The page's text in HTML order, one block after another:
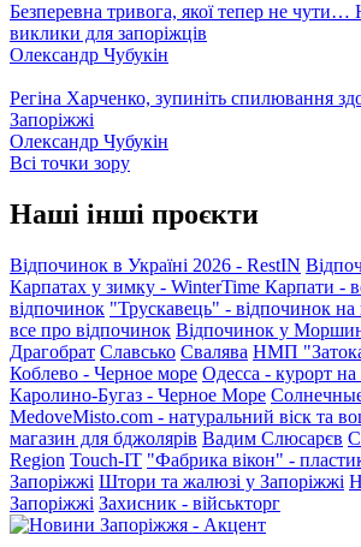
Безперевна тривога, якої тепер не чути…
виклики для запоріжців
Олександр Чубукін
Регіна Харченко, зупиніть спилювання
Запоріжжі
Олександр Чубукін
Всі точки зору
Наші інші проєкти
Відпочинок в Україні 2026 - RestIN
Карпатах у зимку - WinterTime Карпати -
відпочинок "Трускавець" - відпочинок на
все про відпочинок Відпочинок у
Драгобрат Славсько Свалява НМП
Коблево - Черное море Одесса - курорт
Каролино-Бугаз - Черное Море
MedoveMisto.com - натуральний віск та
магазин для бджолярів Вадим Слюсарєв
Region Touch-IT "Фабрика вікон" -
Запоріжжі Штори та жалюзі у Запоріжжі
Запоріжжі Захисник - військторг